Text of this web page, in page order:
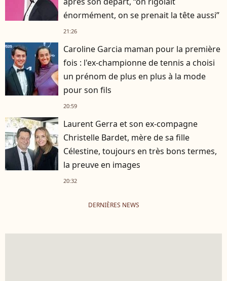
énormément, on se prenait la tête aussi”
21:26
Caroline Garcia maman pour la première
fois : l'ex-championne de tennis a choisi
un prénom de plus en plus à la mode
pour son fils
20:59
Laurent Gerra et son ex-compagne
Christelle Bardet, mère de sa fille
Célestine, toujours en très bons termes,
la preuve en images
20:32
DERNIÈRES NEWS